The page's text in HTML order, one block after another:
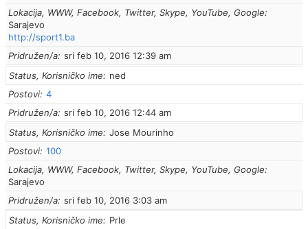
Lokacija, WWW, Facebook, Twitter, Skype, YouTube, Google
Sarajevo
http://sport1.ba
Pridružen/a sri feb 10, 2016 12:39 am
Status, Korisničko ime
ned
Postovi 4
Pridružen/a sri feb 10, 2016 12:44 am
Status, Korisničko ime
Jose Mourinho
Postovi 100
Lokacija, WWW, Facebook, Twitter, Skype, YouTube, Google
Sarajevo
Pridružen/a sri feb 10, 2016 3:03 am
Status, Korisničko ime
Prle